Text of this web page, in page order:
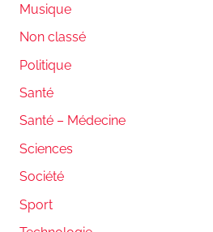
Musique
Non classé
Politique
Santé
Santé – Médecine
Sciences
Société
Sport